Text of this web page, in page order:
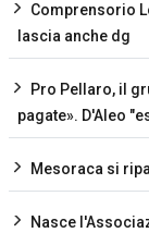
Comprensorio
lascia anche dg
Pro Pellaro, il
pagate». D'Aleo
Mesoraca si
Nasce